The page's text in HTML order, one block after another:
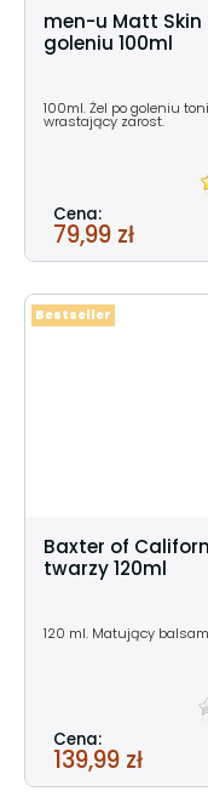
men-u Matt Skin
goleniu 100ml
100ml. Żel po goleniu
wrastający zarost.
Cena:
79,99 zł
Baxter of
twarzy 120ml
120 ml. Matujący
Cena:
139,99 zł
Bestseller